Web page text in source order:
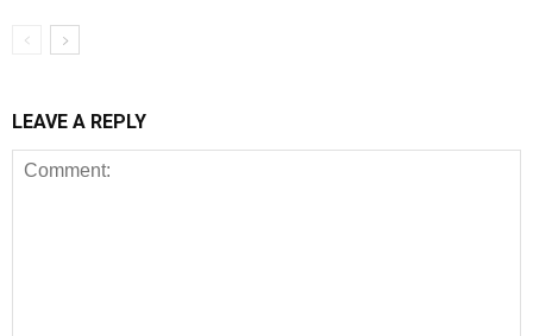
LEAVE A REPLY